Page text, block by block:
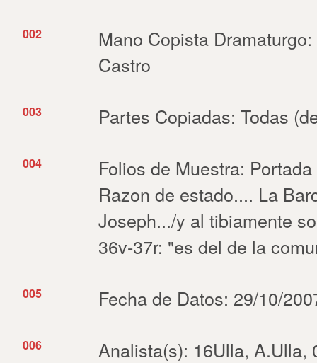
002
Mano Copista
Castro
003 Partes Copiadas: Todas
004
Folios de Muestra:
Razon de estado.... La
Joseph.../y al tibiamente
36v-37r: "es del de la
005 Fecha de Datos: 29/10/
006 Analista(s): 16Ulla, A.Ulla,